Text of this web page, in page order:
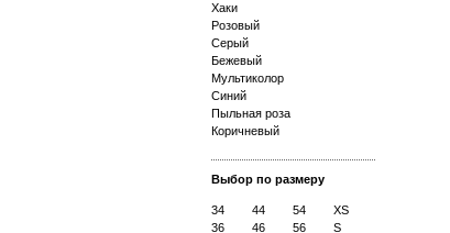
Хаки
Розовый
Серый
Бежевый
Мультиколор
Синий
Пыльная роза
Коричневый
Выбор по размеру
34 44 54
XS
36
46 56
S